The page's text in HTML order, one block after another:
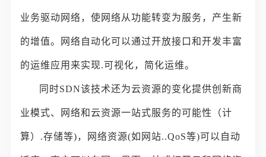
业务驱动网络，使网络从功能转变为服务，产生新
的增值。网络自动化可以通过开放接口和开发丰富
的运维应用来实现.可视化，简化运维。
同时SDN该技术还为云资源的变化提供创新商
业模式、网络和云资源一站式服务的可能性（计
算）.存储等)，网络资源(如网站..QoS等)可以自动